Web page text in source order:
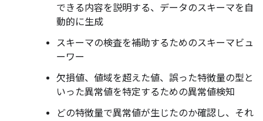
できる内容を説明する、データのスキーマを自
動的に生成
スキーマの検査を補助するためのスキーマビュ
ーワー
欠損値、値域を超えた値、誤った特徴量の型と
いった異常値を特定するための異常値検知
どの特徴量で異常値が生じたのか確認し、それ